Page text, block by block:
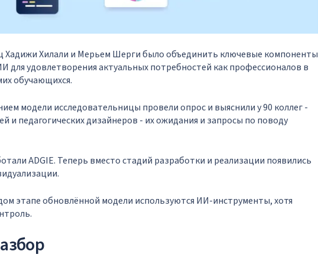
Хадижи Хилали и Мерьем Шерги было объединить ключевые компоненты
для удовлетворения актуальных потребностей как профессионалов в
обучающихся.
модели исследовательницы провели опрос и выяснили у 90 коллег -
и педагогических дизайнеров - их ожидания и запросы по поводу
ADGIE. Теперь вместо стадий разработки и реализации появились
этапе обновлённой модели используются ИИ-инструменты, хотя